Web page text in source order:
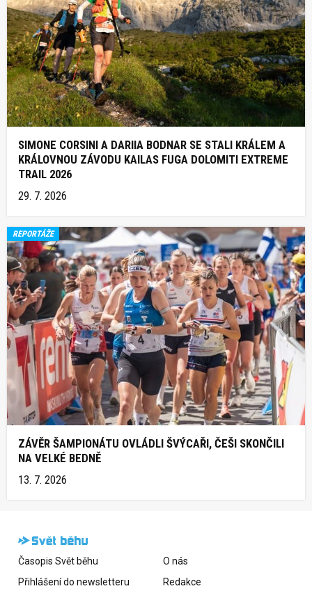
SIMONE CORSINI A DARIIA BODNAR SE STALI KRÁLEM A
KRÁLOVNOU ZÁVODU KAILAS FUGA DOLOMITI EXTREME
TRAIL 2026
29. 7. 2026
REPORTÁŽE
ZÁVĚR ŠAMPIONÁTU OVLÁDLI ŠVÝCAŘI, ČEŠI SKONČILI
NA VELKÉ BEDNĚ
13. 7. 2026
Časopis Svět běhu
Přihlášení do newsletteru
O nás
Redakce